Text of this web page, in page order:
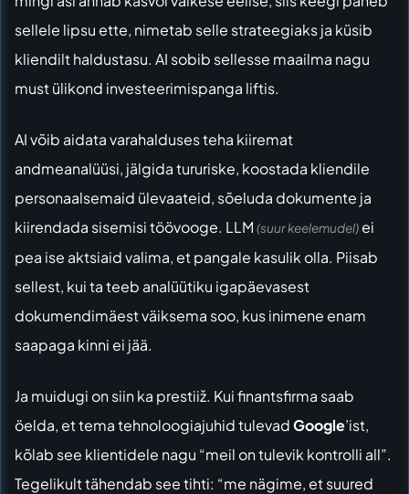
sellele lipsu ette, nimetab selle strateegiaks ja küsib
kliendilt haldustasu. AI sobib sellesse maailma nagu
must ülikond investeerimispanga liftis.
AI võib aidata varahalduses teha kiiremat
andmeanalüüsi, jälgida tururiske, koostada kliendile
personaalsemaid ülevaateid, sõeluda dokumente ja
kiirendada sisemisi töövooge. LLM (suur keelemudel) ei
pea ise aktsiaid valima, et pangale kasulik olla. Piisab
sellest, kui ta teeb analüütiku igapäevasest
dokumendimäest väiksema soo, kus inimene enam
saapaga kinni ei jää.
Ja muidugi on siin ka prestiiž. Kui finantsfirma saab
öelda, et tema tehnoloogiajuhid tulevadGoogle’ist,
kõlab see klientidele nagu “meil on tulevik kontrolli all”.
Tegelikult tähendab see tihti: “me nägime, et suured